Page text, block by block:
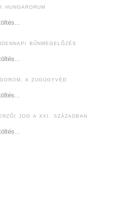
HUNGARORUM
BŰNMEGELŐZÉS
A ZUGÜGYVÉD
JOG A XXI. SZÁZADBAN